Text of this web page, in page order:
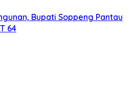
Bupati Soppeng Pantau
64